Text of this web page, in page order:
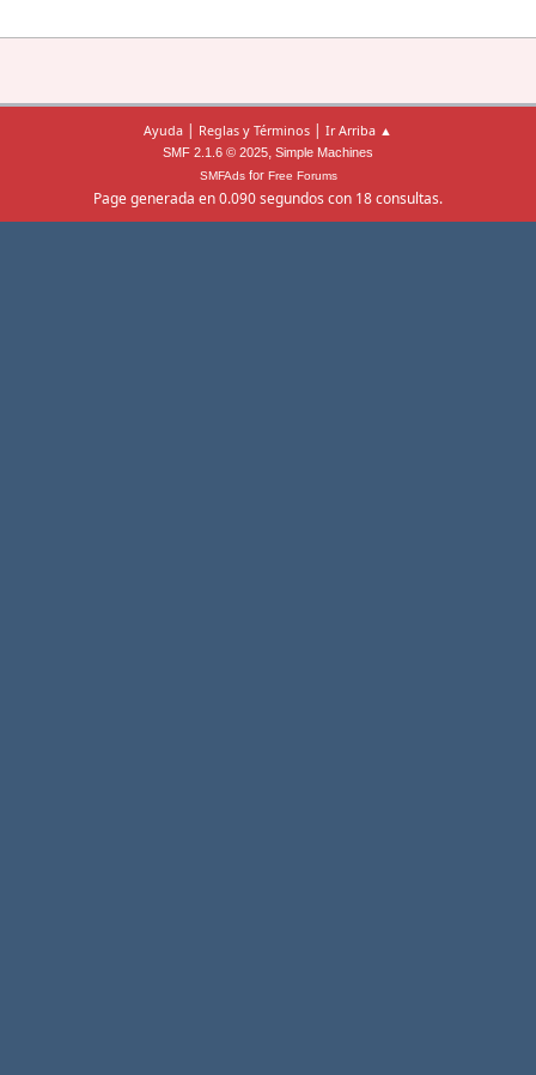
Ayuda | Reglas y Términos | Ir Arriba ▲
SMF 2.1.6 © 2025, Simple Machines
SMFAdsfor Free Forums
Page generada en 0.090 segundos con 18 consultas.